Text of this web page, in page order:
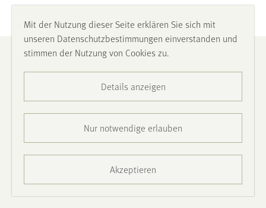
Impressum
Presse
Mit der Nutzung dieser Seite erklären Sie sich mit
unseren Datenschutzbestimmungen einverstanden und
stimmen der Nutzung von Cookies zu.
Details anzeigen
Nur notwendige erlauben
Akzeptieren